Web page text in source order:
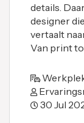
details.
designer
vertaalt
Van print
30 Jul